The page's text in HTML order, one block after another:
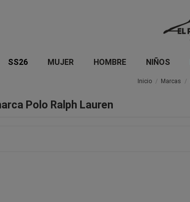
SS26 MUJER HOMBRE NIÑOS
Inicio Marcas
Polo Ralph Lauren